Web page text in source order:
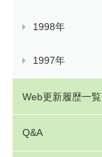
1998年
1997年
Web更新履歴一覧
Q&A